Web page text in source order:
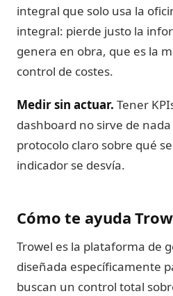
integral que solo usa la
integral: pierde justo la
genera en obra, que es la
control de costes.
Medir sin actuar. Tener
dashboard no sirve de
protocolo claro sobre qué
indicador se desvía.
Cómo te ayuda
Trowel es la plataforma de
diseñada específicamente
buscan un control total